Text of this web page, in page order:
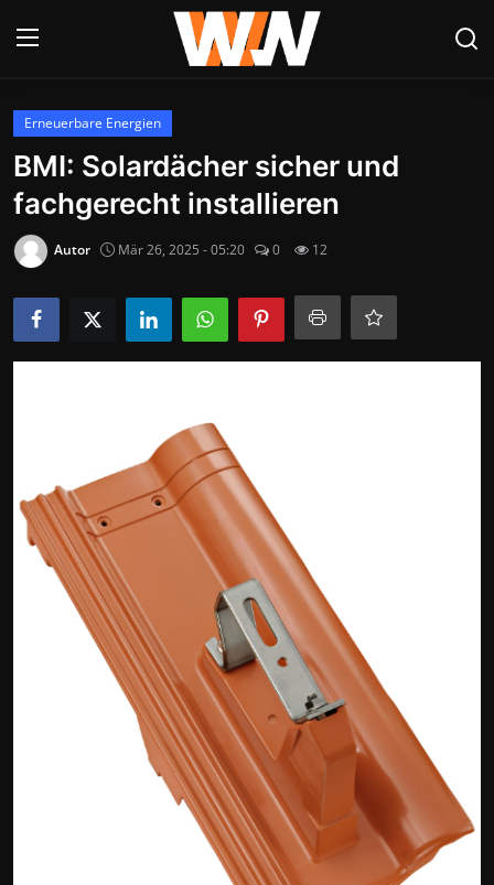
Anmelden
Datenschutzerklärung
Contact
Kultur & Unterhaltung
Tech & IT-Security
Wirtschaft
Wissenschaft & Gesundheit
Deutsch
Erneuerbare Energien
BMI: Solardächer sicher und
fachgerecht installieren
Autor Mär 26, 2025 - 05:20 0 12